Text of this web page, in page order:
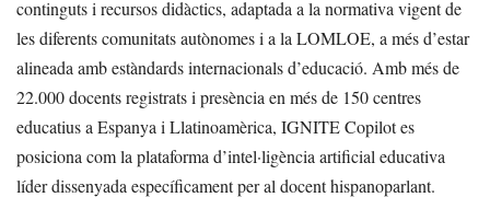
continguts i recursos didàctics, adaptada a la normativa vigent de
les diferents comunitats autònomes i a la LOMLOE, a més d’estar
alineada amb estàndards internacionals d’educació. Amb més de
22.000 docents registrats i presència en més de 150 centres
educatius a Espanya i Llatinoamèrica, IGNITE Copilot es
posiciona com la plataforma d’intel·ligència artificial educativa
líder dissenyada específicament per al docent hispanoparlant.